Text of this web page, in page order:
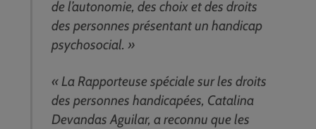
de l’autonomie, des choix et des droits
des personnes présentant un handicap
psychosocial. »
« La Rapporteuse spéciale sur les droits
des personnes handicapées, Catalina
Devandas Aguilar, a reconnu que les